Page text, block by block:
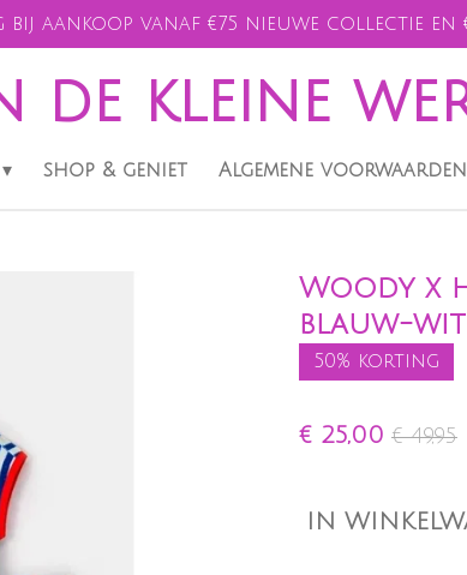
bij aankoop vanaf €75 nieuwe collectie
de kleine
shop & geniet Algemene voorwaarden
Woody x
blauw-wit
50% korting
€ 25,00 € 49,95
IN